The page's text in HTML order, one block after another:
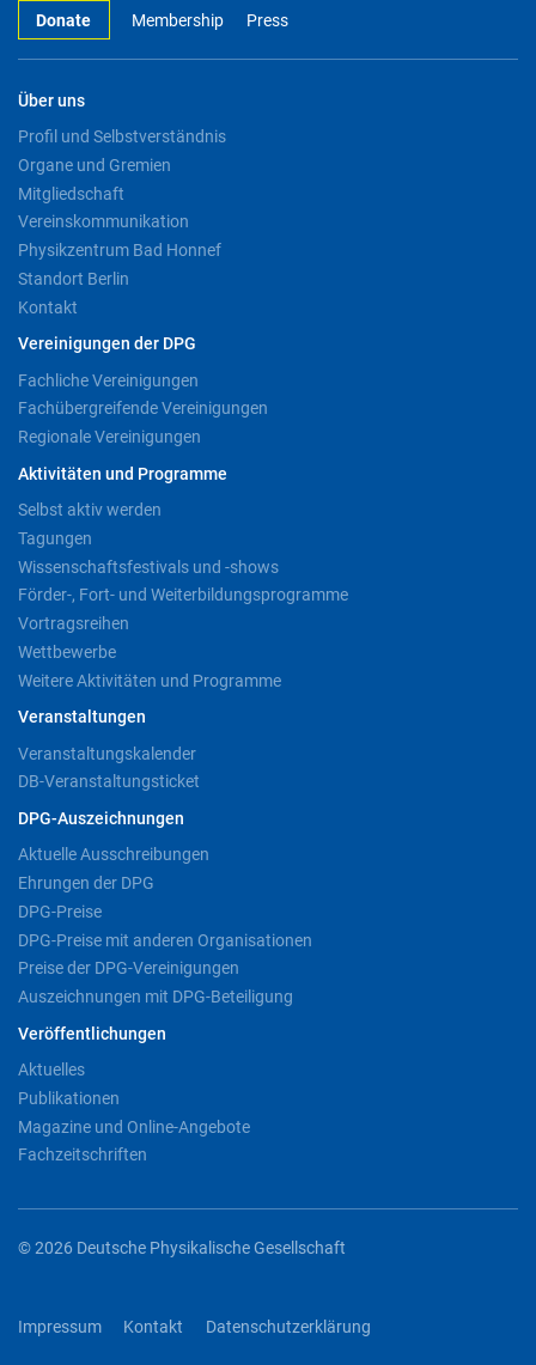
Donate Membership Press
Über uns
Profil und Selbstverständnis
Organe und Gremien
Mitgliedschaft
Vereinskommunikation
Physikzentrum Bad Honnef
Standort Berlin
Kontakt
Vereinigungen der DPG
Fachliche Vereinigungen
Fachübergreifende Vereinigungen
Regionale Vereinigungen
Aktivitäten und Programme
Selbst aktiv werden
Tagungen
Wissenschaftsfestivals und -shows
Förder-, Fort- und Weiterbildungsprogramme
Vortragsreihen
Wettbewerbe
Weitere Aktivitäten und Programme
Veranstaltungen
Veranstaltungskalender
DB-Veranstaltungsticket
DPG-Auszeichnungen
Aktuelle Ausschreibungen
Ehrungen der DPG
DPG-Preise
DPG-Preise mit anderen Organisationen
Preise der DPG-Vereinigungen
Auszeichnungen mit DPG-Beteiligung
Veröffentlichungen
Aktuelles
Publikationen
Magazine und Online-Angebote
Fachzeitschriften
© 2026 Deutsche Physikalische Gesellschaft
Impressum Kontakt Datenschutzerklärung